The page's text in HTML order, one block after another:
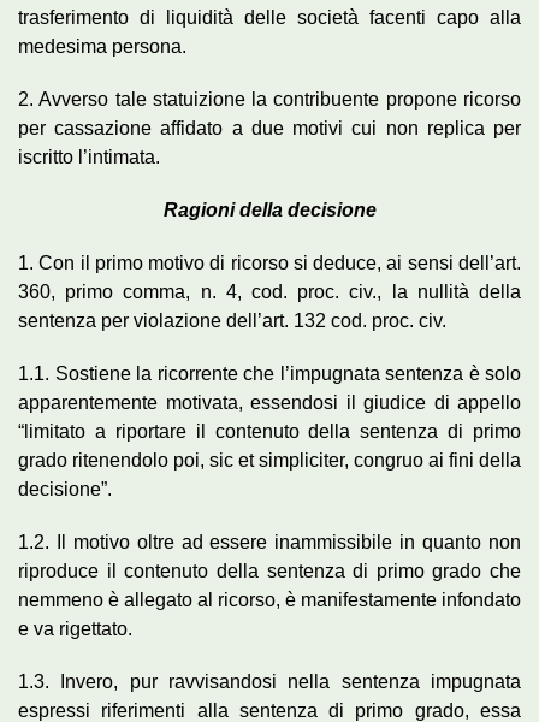
trasferimento di liquidità delle società facenti capo alla
medesima persona.
2. Avverso tale statuizione la contribuente propone ricorso
per cassazione affidato a due motivi cui non replica per
iscritto l’intimata.
Ragioni della decisione
1. Con il primo motivo di ricorso si deduce, ai sensi dell’art.
360, primo comma, n. 4, cod. proc. civ., la nullità della
sentenza per violazione dell’art. 132 cod. proc. civ.
1.1. Sostiene la ricorrente che l’impugnata sentenza è solo
apparentemente motivata, essendosi il giudice di appello
“limitato a riportare il contenuto della sentenza di primo
grado ritenendolo poi, sic et simpliciter, congruo ai fini della
decisione”.
1.2. Il motivo oltre ad essere inammissibile in quanto non
riproduce il contenuto della sentenza di primo grado che
nemmeno è allegato al ricorso, è manifestamente infondato
e va rigettato.
1.3. Invero, pur ravvisandosi nella sentenza impugnata
espressi riferimenti alla sentenza di primo grado, essa